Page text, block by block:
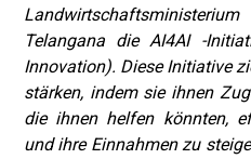
Telangana die AI4AI -
Innovation). Diese Initiative
stärken, indem sie ihnen
die ihnen helfen könnten,
und ihre Einnahmen zu